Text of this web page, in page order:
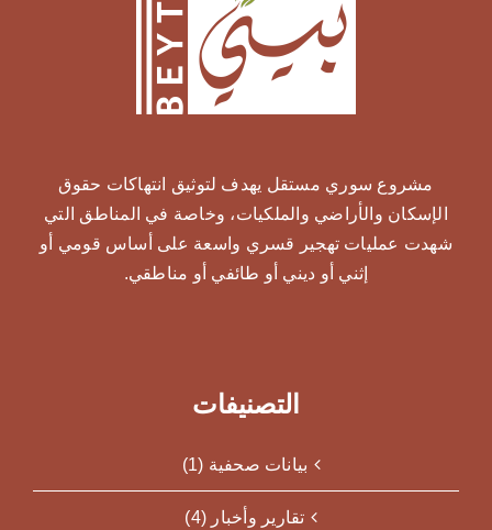
مشروع سوري مستقل يهدف لتوثيق انتهاكات حقوق
الإسكان والأراضي والملكيات، وخاصة في المناطق التي
شهدت عمليات تهجير قسري واسعة على أساس قومي أو
إثني أو ديني أو طائفي أو مناطقي.
التصنيفات
بيانات صحفية (1)
تقارير وأخبار (4)